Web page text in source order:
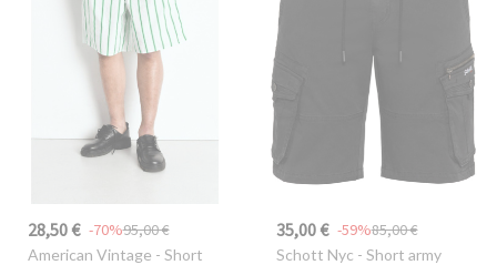
28,50 € 95,00 €
-70%
American Vintage - Short
35,00 € 85,00 €
-59%
Schott Nyc - Short army